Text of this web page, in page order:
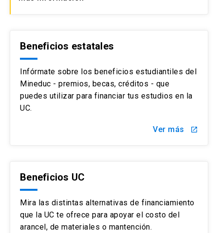
Beneficios estatales
Infórmate sobre los beneficios estudiantiles del
Mineduc - premios, becas, créditos - que
puedes utilizar para financiar tus estudios en la
UC.
Ver más launch
Beneficios UC
Mira las distintas alternativas de financiamiento
que la UC te ofrece para apoyar el costo del
arancel, de materiales o mantención.